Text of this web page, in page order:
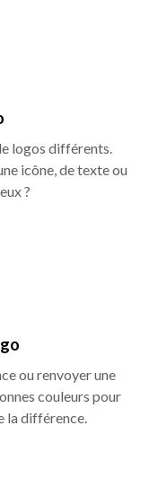
logos différents.
icône, de texte ou
?
ou renvoyer une
couleurs pour
différence.